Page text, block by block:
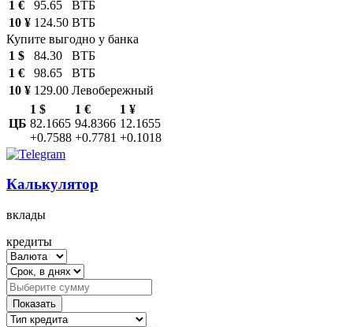
1 €
95.65
ВТБ
10 ¥ 124.50 ВТБ
Купите выгодно у банка
1 $
84.30
ВТБ
1 €
98.65
ВТБ
10 ¥ 129.00 Левобережный
ЦБ
1 $
82.1665
+0.7588
1 €
94.8366
+0.7781
1 ¥
12.1655
+0.1018
Калькулятор
вклады
кредиты